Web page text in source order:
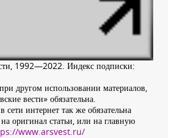
1992—2022. Индекс подписки:
другом использовании материалов,
вести» обязательна.
интернет так же обязательна
оригинал статьи, или на главную
www.arsvest.ru/